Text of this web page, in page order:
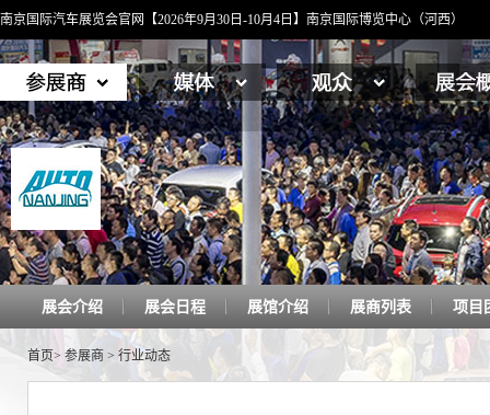
南京国际汽车展览会官网【2026年9月30日-10月4日】南京国际博览中心（河西）
展会介绍 展会日程 展馆介绍 展商列表 项目
首页> 参展商 > 行业动态